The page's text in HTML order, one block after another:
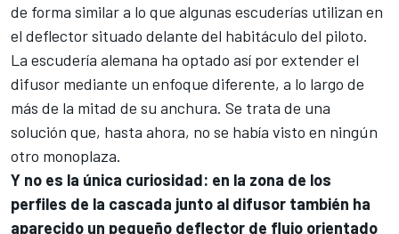
de forma similar a lo que algunas escuderías utilizan en
el deflector situado delante del habitáculo del piloto.
La escudería alemana ha optado así por extender el
difusor mediante un enfoque diferente, a lo largo de
más de la mitad de su anchura. Se trata de una
solución que, hasta ahora, no se había visto en ningún
otro monoplaza.
Y no es la única curiosidad: en la zona de los
perfiles de la cascada junto al difusor también ha
aparecido un pequeño deflector de flujo orientado